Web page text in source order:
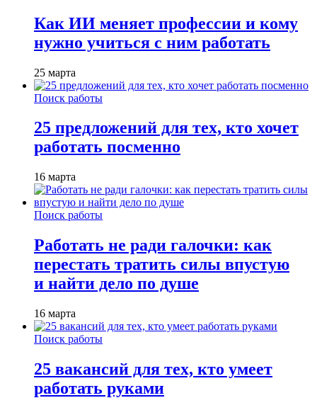
Как ИИ меняет профессии и кому
нужно учиться с ним работать
25 марта
Поиск работы
25 предложений для тех, кто хочет
работать посменно
16 марта
Поиск работы
Работать не ради галочки: как
перестать тратить силы впустую
и найти дело по душе
16 марта
Поиск работы
25 вакансий для тех, кто умеет
работать руками